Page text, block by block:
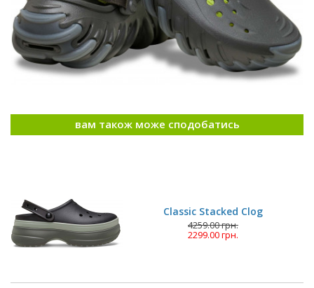
вам також може сподобатись
Classic Stacked Clog
4259.00 грн.
2299.00 грн.